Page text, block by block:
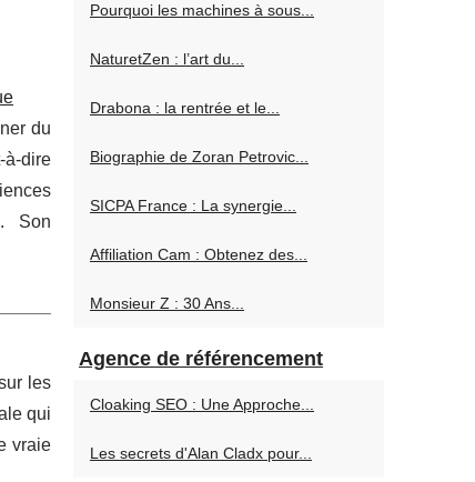
du
dire
Son
les
qui
vraie
Pourquoi les machines à sous...
NaturetZen : l’art du...
Drabona : la rentrée et le...
Biographie de Zoran Petrovic...
SICPA France : La synergie...
Affiliation Cam : Obtenez des...
Monsieur Z : 30 Ans...
Agence de référencement
Cloaking SEO : Une Approche...
Les secrets d'Alan Cladx pour...